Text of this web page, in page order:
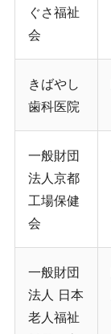
ぐさ福祉
会
きばやし
歯科医院
一般財団
法人京都
工場保健
会
一般財団
法人 日本
老人福祉